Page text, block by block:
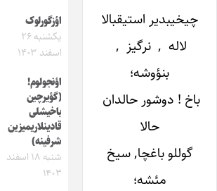
چیخیبدیر استیقبالا
لاله , نرگیز ,
بنؤوشه؛
باخ ! دوشور حالدان
حالا
گوللو باغچا, سیخ
مئشه؛
اؤزگورلوک
یکشنبه ۲۶
اسفند ۱۴۰۳
اؤنجولوم!
(گؤیرچین
باخیشلی
قادینلاریمیزین
شرفینه)
شنبه ۱۸ اسفند
۱۴۰۳